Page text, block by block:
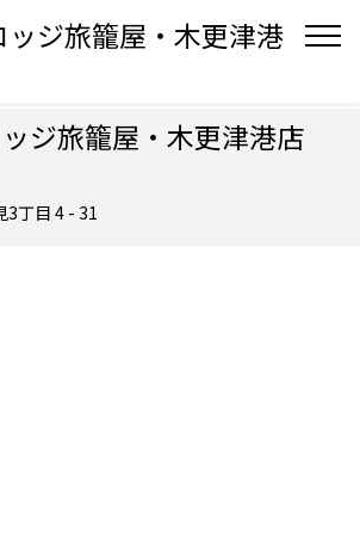
ッジ旅籠屋・木更津港
ジ旅籠屋・木更津港店
3丁目 4 - 31